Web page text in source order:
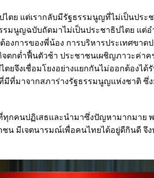
ตย แต่เรากลับมีรัฐธรรมนูญที่ไม่เป็นประ
รมนูญฉบับถัดมาไม่เป็นประชาธิปไตย แต่
งการของพี่น้อง การบริหารประเทศขาด
ตกต่ำฟื้นตัวช้า ประชาชนเผชิญภาวะค่าค
ยจึงเชื่อมโยงอย่างแยกกันไม่ออกต้องได้
มีที่มาจากสภาร่างรัฐธรรมนูญแห่งชาติ ซึ่
กคนปฏิเสธและนำมาซึ่งปัญหามากมาย
น มีเจตนารมณ์เพื่อคนไทยได้อยู่ดีกินดี จึ